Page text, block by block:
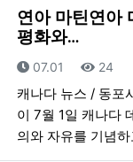
연아 마틴연아
평화와…
등록일
07.01 조회
24
캐나다 뉴스 / 동포
이 7월 1일 캐나다
의와 자유를 기념